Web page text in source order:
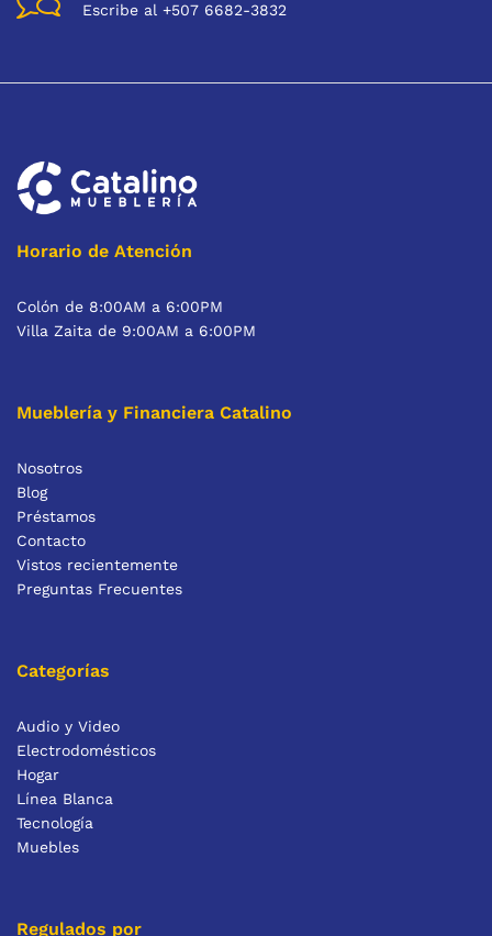
Escribe al +507 6682-3832
Horario de Atención
Colón de 8:00AM a 6:00PM
Villa Zaita de 9:00AM a 6:00PM
Mueblería y Financiera Catalino
Nosotros
Blog
Préstamos
Contacto
Vistos recientemente
Preguntas Frecuentes
Categorías
Audio y Video
Electrodomésticos
Hogar
Línea Blanca
Tecnología
Muebles
Regulados por